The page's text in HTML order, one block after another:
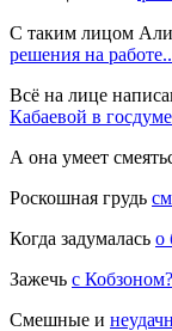
С таким лицом
решения на
Всё на лице
Кабаевой в
А она умеет
Роскошная грудь
Когда задумалась о
Зажечь с
Смешные и